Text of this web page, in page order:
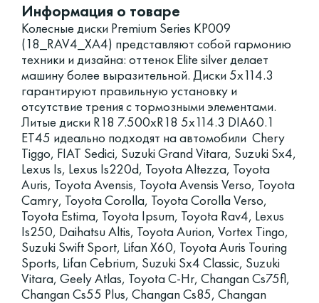
Информация о товаре
Колесные диски Premium Series КР009
(18_RAV4_XA4) представляют собой гармонию
техники и дизайна: оттенок Elite silver делает
машину более выразительной. Диски 5x114.3
гарантируют правильную установку и
отсутствие трения с тормозными элементами.
Литые диски R18 7.500xR18 5x114.3 DIA60.1
ET45 идеально подходят на автомобили Chery
Tiggo, FIAT Sedici, Suzuki Grand Vitara, Suzuki Sx4,
Lexus Is, Lexus Is220d, Toyota Altezza, Toyota
Auris, Toyota Avensis, Toyota Avensis Verso, Toyota
Camry, Toyota Corolla, Toyota Corolla Verso,
Toyota Estima, Toyota Ipsum, Toyota Rav4, Lexus
Is250, Daihatsu Altis, Toyota Aurion, Vortex Tingo,
Suzuki Swift Sport, Lifan X60, Toyota Auris Touring
Sports, Lifan Cebrium, Suzuki Sx4 Classic, Suzuki
Vitara, Geely Atlas, Toyota C-Hr, Changan Cs75fl,
Changan Cs55 Plus, Changan Cs85, Changan